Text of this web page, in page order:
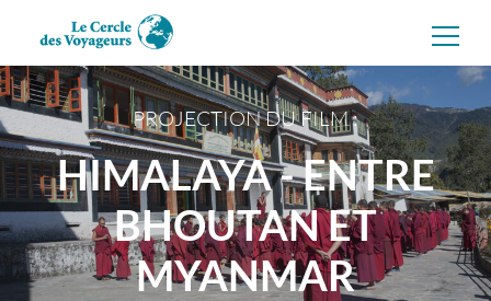
directement
contenu
PROJECTION DU FILM :
HIMALAYA - ENTRE
BHOUTAN ET
MYANMAR